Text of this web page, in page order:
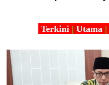
Terkini | Utama |